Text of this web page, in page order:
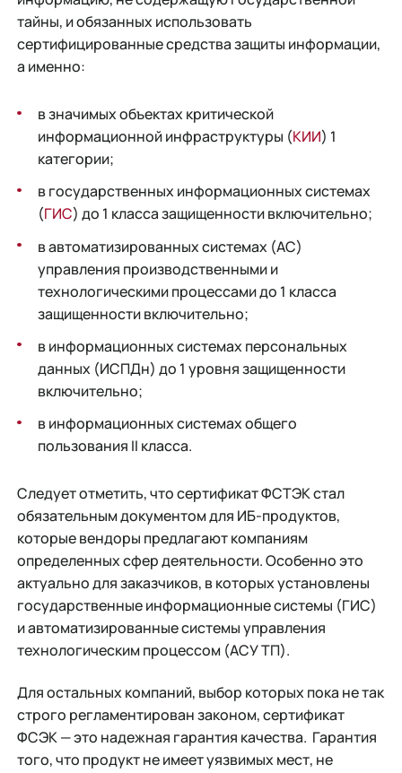
тайны, и обязанных использовать
сертифицированные средства защиты информации,
а именно:
в значимых объектах критической
информационной инфраструктуры (КИИ) 1
категории;
в государственных информационных системах
(ГИС) до 1 класса защищенности включительно;
в автоматизированных системах (АС)
управления производственными и
технологическими процессами до 1 класса
защищенности включительно;
в информационных системах персональных
данных (ИСПДн) до 1 уровня защищенности
включительно;
в информационных системах общего
пользования II класса.
Следует отметить, что сертификат ФСТЭК стал
обязательным документом для ИБ-продуктов,
которые вендоры предлагают компаниям
определенных сфер деятельности. Особенно это
актуально для заказчиков, в которых установлены
государственные информационные системы (ГИС)
и автоматизированные системы управления
технологическим процессом (АСУ ТП).
Для остальных компаний, выбор которых пока не так
строго регламентирован законом, сертификат
ФСЭК — это надежная гарантия качества. Гарантия
того, что продукт не имеет уязвимых мест, не